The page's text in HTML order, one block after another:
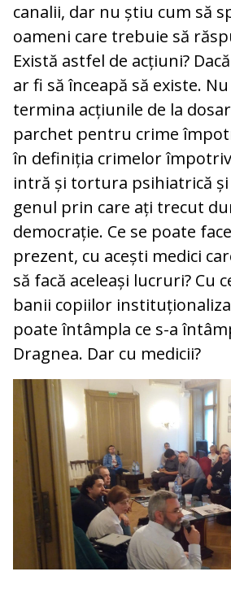
canalii, dar nu știu cum să
oameni care trebuie să
Există astfel de acțiuni?
ar fi să înceapă să existe.
termina acțiunile de la
parchet pentru crime
în definiția crimelor
intră și tortura psihiatrică
genul prin care ați trecut
democrație. Ce se poate
prezent, cu acești medici
să facă aceleași lucruri? Cu
banii copiilor
poate întâmpla ce s-a
Dragnea. Dar cu medicii?